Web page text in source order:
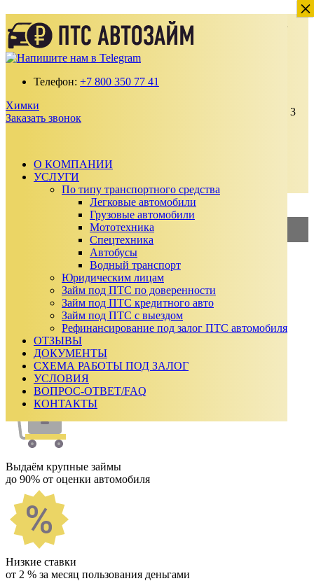
Телефон: +7 800 350 77 41
Химки
Заказать звонок
О КОМПАНИИ
УСЛУГИ
По типу транспортного средства
Легковые автомобили
Грузовые автомобили
Мототехника
Спецтехника
Автобусы
Водный транспорт
Юридическим лицам
Займ под ПТС по доверенности
Займ под ПТС кредитного авто
Займ под ПТС с выездом
Рефинансирование под залог ПТС автомобиля
ОТЗЫВЫ
ДОКУМЕНТЫ
СХЕМА РАБОТЫ ПОД ЗАЛОГ
УСЛОВИЯ
ВОПРОС-ОТВЕТ/FAQ
КОНТАКТЫ
Деньги под залог ПТС Автомобиля в
Химках
100% одобрение даже с плохой кредитной
Выдаем от 30 000 до 15 000 000 ₽ на срок до 3
лет
Автомобиль остается у вас
Заказать звонок
Калькулятор займа
Займ под ПТС
Займ под АВТО
Сумма займа
Срок займа
Ежемесячный платеж:
Сумма к возврату:0₽
Получить одобрение
Как мы работаем
Выдаём крупные займы
до 90% от оценки автомобиля
Низкие ставки
от 2 % за месяц пользования деньгами
×
×